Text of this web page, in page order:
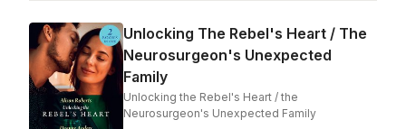
Unlocking The Rebel's Heart / The
Neurosurgeon's Unexpected
Family
Unlocking the Rebel's Heart / the
Neurosurgeon's Unexpected Family